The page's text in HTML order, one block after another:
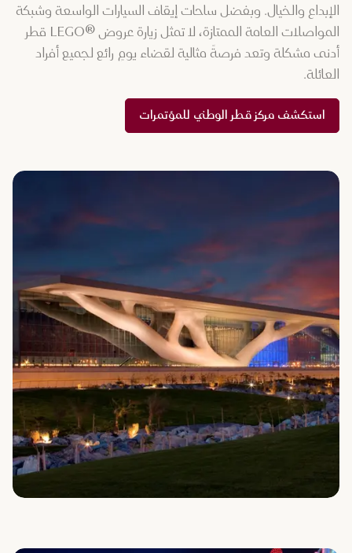
الإبداع والخيال. وبفضل ساحات إيقاف السيارات الواسعة وشبكة
المواصلات العامة الممتازة، لا تمثل زيارة عروض ®LEGO قطر
أدنى مشكلة وتعد فرصةً مثالية لقضاء يومٍ رائع لجميع أفراد
العائلة.
استكشف مركز قطر الوطني للمؤتمرات